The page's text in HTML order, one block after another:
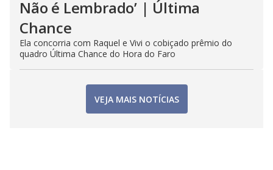
Não é Lembrado’ | Última
Chance
Ela concorria com Raquel e Vivi o cobiçado prêmio do
quadro Última Chance do Hora do Faro
VEJA MAIS NOTÍCIAS